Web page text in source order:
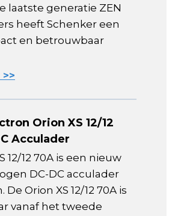
laatste generatie ZEN
heeft Schenker een
en betrouwbaar
Orion XS 12/12
Acculader
12/12 70A is een nieuw
DC-DC acculader
De Orion XS 12/12 70A is
vanaf het tweede